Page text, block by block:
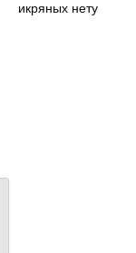
икряных нету